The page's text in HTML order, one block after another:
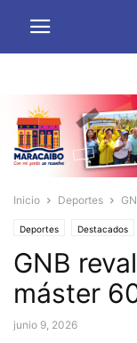
Inicio Deportes
Deportes Destacados
GNB
máster
junio 9, 2026